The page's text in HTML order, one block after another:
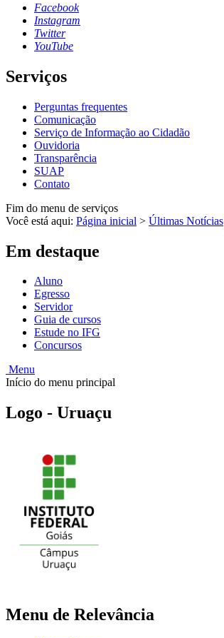
Facebook
Instagram
Twitter
YouTube
Serviços
Perguntas frequentes
Comunicação
Serviço de Informação ao Cidadão
Ouvidoria
Transparência
SUAP
Contato
Fim do menu de serviços
Você está aqui: Página inicial > Últimas Notícias
Em destaque
Aluno
Egresso
Servidor
Guia de cursos
Estude no IFG
Concursos
Menu
Início do menu principal
Logo - Uruaçu
Menu de Relevância